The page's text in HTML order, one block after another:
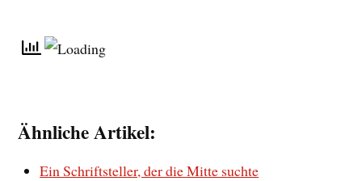
Ähnliche Artikel:
Ein Schriftsteller, der die Mitte suchte